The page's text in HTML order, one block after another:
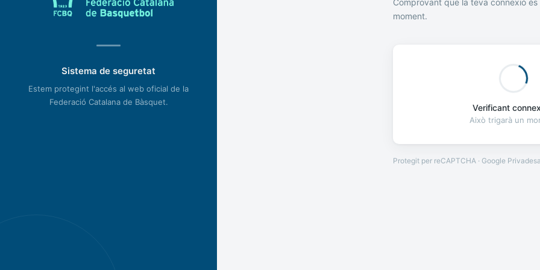
Sistema de seguretat
Estem protegint l'accés al web oficial de la
Federació Catalana de Bàsquet.
moment.
Verificant
Això trigarà un
Protegit per reCAPTCHA · Google